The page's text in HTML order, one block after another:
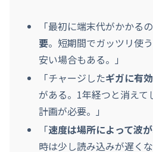
「最初に端末代がかかる
要。短期間でガッツリ使
安い場合もある。」
「チャージしたギガに有
がある。1年経つと消えて
計画が必要。」
「速度は場所によって波
時は少し読み込みが遅く